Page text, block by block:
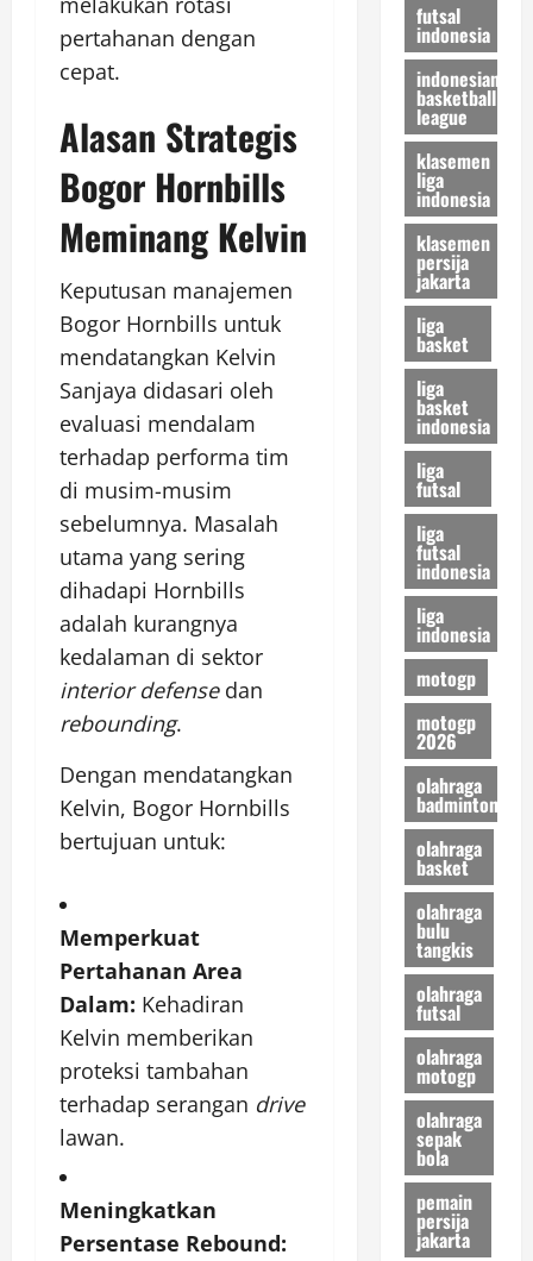
pertahanan dengan
cepat.
Alasan Strategis
Bogor Hornbills
Meminang Kelvin
Keputusan manajemen
Bogor Hornbills untuk
mendatangkan Kelvin
Sanjaya didasari oleh
evaluasi mendalam
terhadap performa tim
di musim-musim
sebelumnya. Masalah
utama yang sering
dihadapi Hornbills
adalah kurangnya
kedalaman di sektor
interior defensedan
rebounding.
Dengan mendatangkan
Kelvin, Bogor Hornbills
bertujuan untuk:
Memperkuat
Pertahanan Area
Dalam: Kehadiran
Kelvin memberikan
proteksi tambahan
terhadap serangan drive
lawan.
Meningkatkan
Persentase Rebound:
futsal
indonesia
indonesian
basketball
league
klasemen
liga
indonesia
klasemen
persija
jakarta
liga
basket
liga
basket
indonesia
liga
futsal
liga
futsal
indonesia
liga
indonesia
motogp
motogp
2026
olahraga
badminton
olahraga
basket
olahraga
bulu
tangkis
olahraga
futsal
olahraga
motogp
olahraga
sepak
bola
pemain
persija
jakarta